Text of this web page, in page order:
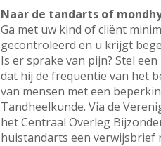
Naar de tandarts of
Ga met uw kind of cliënt
gecontroleerd en u krijgt
Is er sprake van pijn? Stel
dat hij de frequentie van het
van mensen met een
Tandheelkunde. Via de
het Centraal Overleg
huistandarts een verwijsbrief